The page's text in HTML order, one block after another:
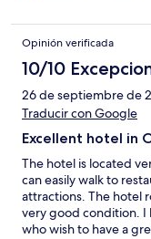
Opinión verificada
10/10
26 de septiembre de
Traducir con Google
Excellent hotel in
The hotel is located
can easily walk to
attractions. The hotel
very good condition. I
who wish to have a